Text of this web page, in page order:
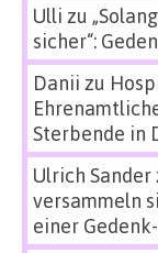
Ulli zu
sicher“:
Danii zu
Sterbende in
Ulrich Sander
versammeln
einer